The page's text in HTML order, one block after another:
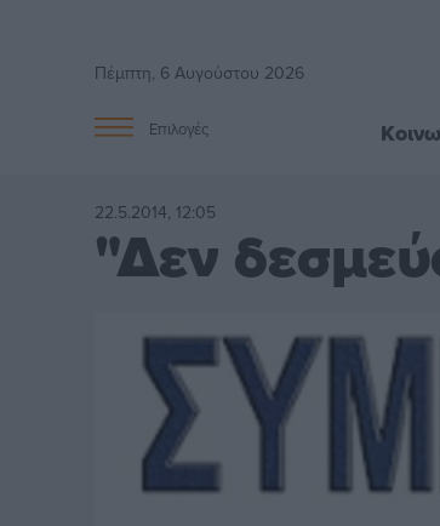
Πέμπτη, 6 Αυγούστου 2026
Επιλογές
22.5.2014, 12:05
"Δεν